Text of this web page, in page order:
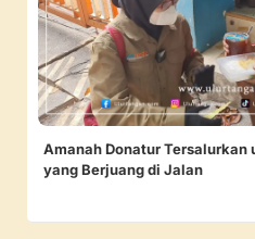
Amanah Donatur Tersalurkan
yang Berjuang di Jalan